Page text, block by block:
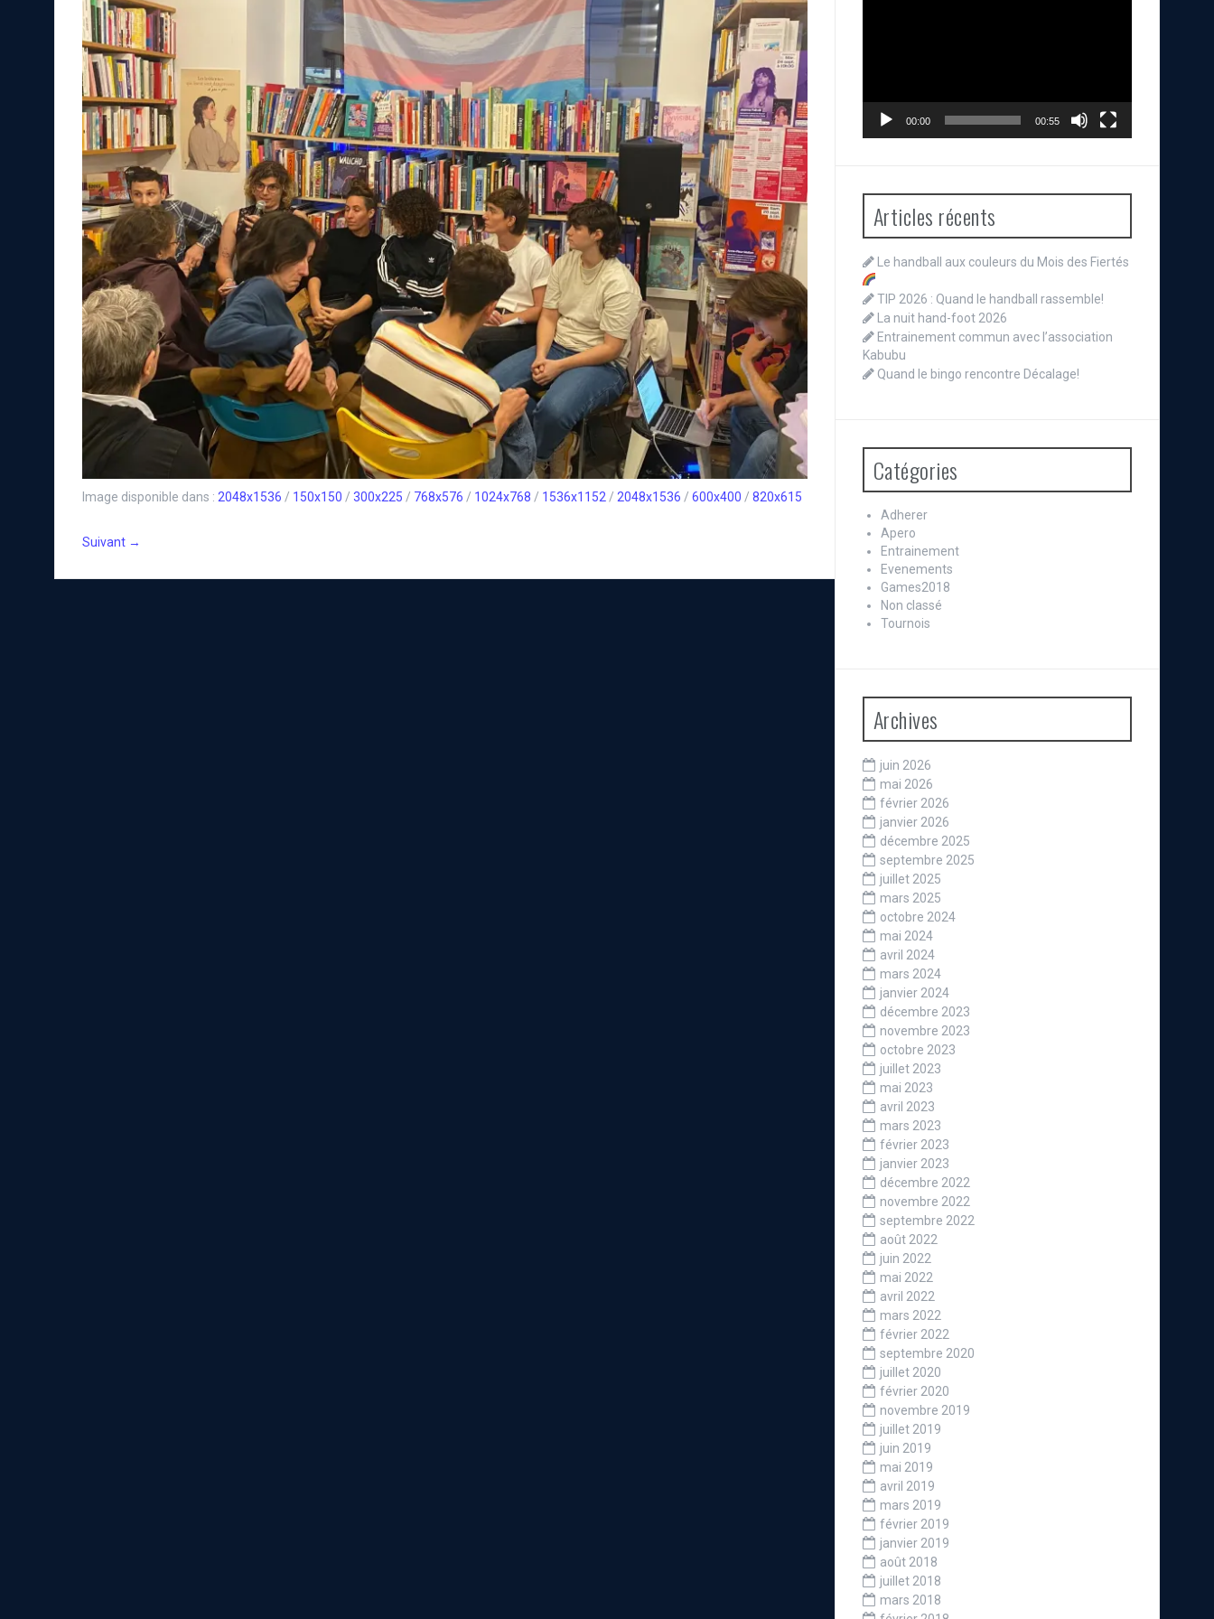
Image disponible dans : 2048x1536 / 150x150 / 300x225 / 768x576 / 1024x768 / 1536x1152 / 2048x1536 / 600x400 / 820x615
Suivant →
00:00 00:55
Articles récents
Le handball aux couleurs du Mois des Fiertés
TIP 2026 : Quand le handball rassemble!
La nuit hand-foot 2026
Entrainement commun avec l’association
Kabubu
Quand le bingo rencontre Décalage!
Catégories
Adherer
Apero
Entrainement
Evenements
Games2018
Non classé
Tournois
Archives
juin 2026
mai 2026
février 2026
janvier 2026
décembre 2025
septembre 2025
juillet 2025
mars 2025
octobre 2024
mai 2024
avril 2024
mars 2024
janvier 2024
décembre 2023
novembre 2023
octobre 2023
juillet 2023
mai 2023
avril 2023
mars 2023
février 2023
janvier 2023
décembre 2022
novembre 2022
septembre 2022
août 2022
juin 2022
mai 2022
avril 2022
mars 2022
février 2022
septembre 2020
juillet 2020
février 2020
novembre 2019
juillet 2019
juin 2019
mai 2019
avril 2019
mars 2019
février 2019
janvier 2019
août 2018
juillet 2018
mars 2018